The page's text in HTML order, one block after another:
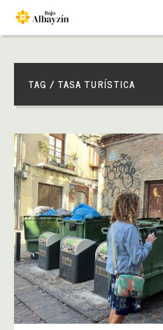
TAG / TASA TURÍSTICA